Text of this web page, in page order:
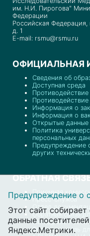
им. Н.И. Пирогова"
Федерации
Российская Федерация,
д. 1
E-mail: rsmu@rsmu.ru
ОФИЦИАЛЬНАЯ
Сведения об
Доступная среда
Информация о
Информация о
Открытые
Политика
персональных
Предупреждение
других
ОБРАТНАЯ
Приемная
Пресс-служба
Отдел
Обратная связь
Минздраве
Обратная связь
Предупреждение о
Этот сайт
данные
Яндекс.Метрики.